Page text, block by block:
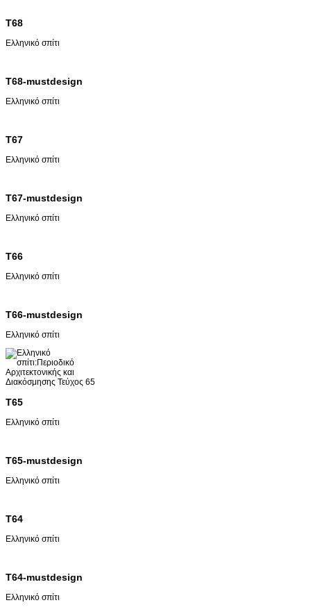
T68
Ελληνικό σπίτι
T68-mustdesign
Ελληνικό σπίτι
T67
Ελληνικό σπίτι
T67-mustdesign
Ελληνικό σπίτι
T66
Ελληνικό σπίτι
T66-mustdesign
Ελληνικό σπίτι
T65
Ελληνικό σπίτι
T65-mustdesign
Ελληνικό σπίτι
T64
Ελληνικό σπίτι
T64-mustdesign
Ελληνικό σπίτι